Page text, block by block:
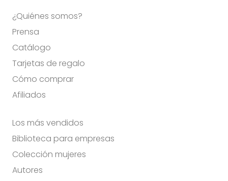
¿Quiénes somos?
Prensa
Catálogo
Tarjetas de regalo
Cómo comprar
Afiliados
Los más vendidos
Biblioteca para empresas
Colección mujeres
Autores